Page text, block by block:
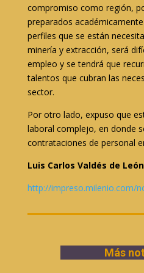
compromiso como región,
preparados
perfiles que se están
minería y extracción, será
empleo y se tendrá que
talentos que cubran las
sector.
Por otro lado, expuso que
laboral complejo, en donde
contrataciones de personal
Luis Carlos Valdés de
http://impreso.milenio.com/
Más